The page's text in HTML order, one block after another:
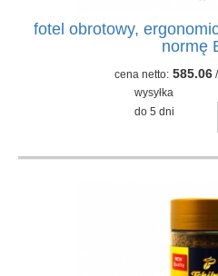
fotel obrotowy,
normę
cena netto: 585.06
wysyłka
do 5 dni